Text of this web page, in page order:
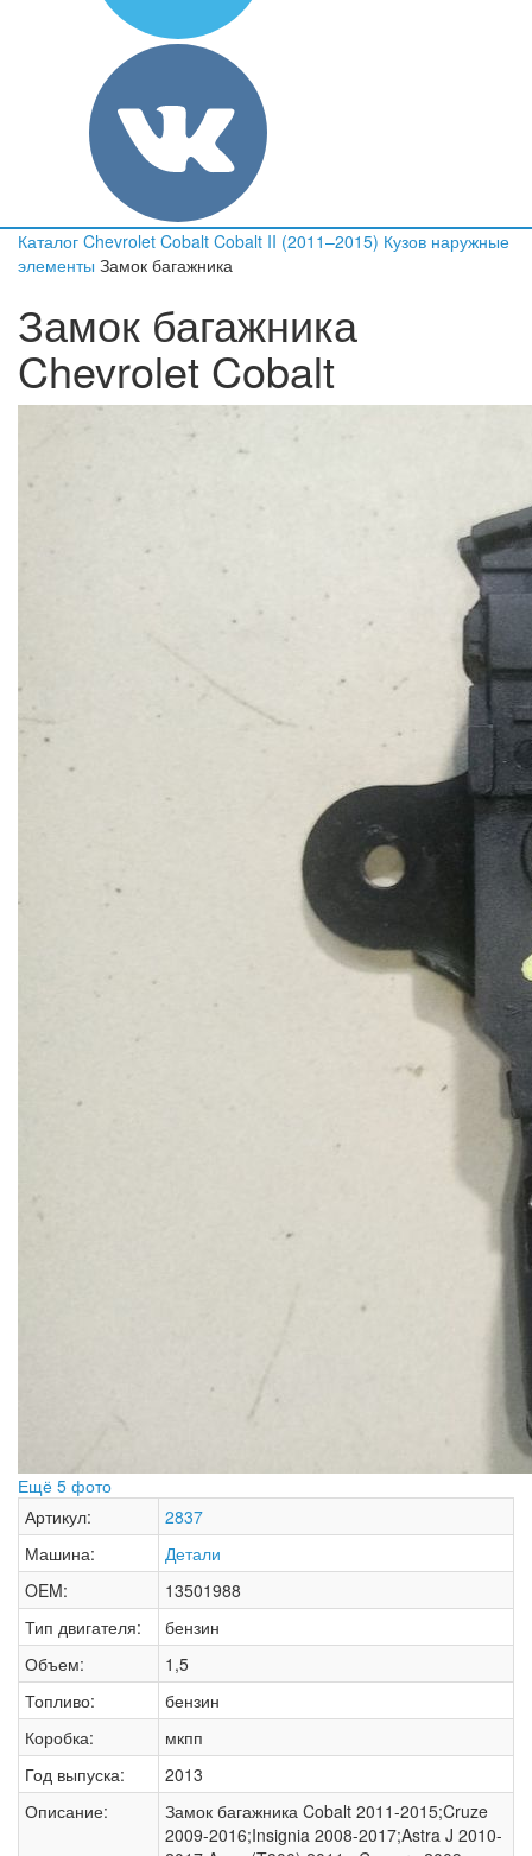
Каталог Chevrolet Cobalt Cobalt II (2011–2015) Кузов наружные
элементы Замок багажника
Замок багажника
Chevrolet Cobalt
Ещё 5 фото
Артикул:
2837
Машина:
Детали
OEM:
13501988
Тип двигателя:
бензин
Объем:
1,5
Топливо:
бензин
Коробка:
мкпп
Год выпуска:
2013
Описание:
Замок багажника Cobalt 2011-2015;Cruze
2009-2016;Insignia 2008-2017;Astra J 2010-